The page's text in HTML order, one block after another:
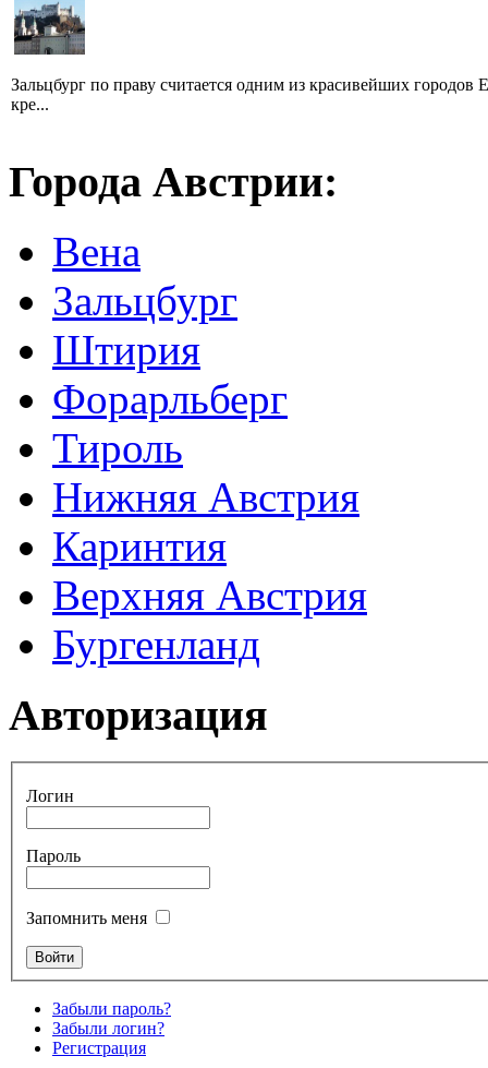
Зальцбург по праву считается одним из красивейших
кре...
Города Австрии:
Вена
Зальцбург
Штирия
Форарльберг
Тироль
Нижняя Австрия
Каринтия
Верхняя Австрия
Бургенланд
Авторизация
Логин
Пароль
Запомнить меня
Забыли пароль?
Забыли логин?
Регистрация